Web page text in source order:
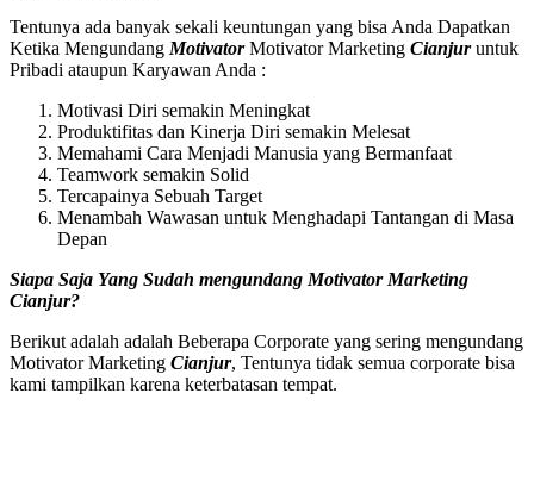
Tentunya ada banyak sekali keuntungan yang bisa Anda Dapatkan
Ketika Mengundang MotivatorMotivator Marketing Cianjuruntuk
Pribadi ataupun Karyawan Anda :
Motivasi Diri semakin Meningkat
Produktifitas dan Kinerja Diri semakin Melesat
Memahami Cara Menjadi Manusia yang Bermanfaat
Teamwork semakin Solid
Tercapainya Sebuah Target
Menambah Wawasan untuk Menghadapi Tantangan di Masa
Depan
Siapa Saja Yang Sudah mengundang Motivator Marketing
Cianjur?
Berikut adalah adalah Beberapa Corporate yang sering mengundang
Motivator Marketing Cianjur, Tentunya tidak semua corporate bisa
kami tampilkan karena keterbatasan tempat.